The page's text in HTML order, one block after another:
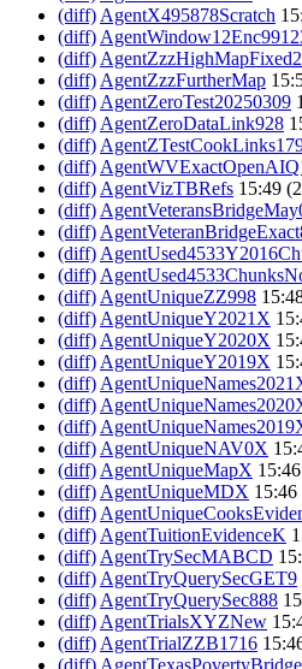
(diff) AgentX495878Scratch
(diff)
(diff)
(diff) AgentZzzFurtherMap
(diff) AgentZeroTest20250309
(diff) AgentZeroDataLink928
(diff)
(diff)
(diff) AgentVizTBRefs 15:49
(diff)
(diff)
(diff)
(diff)
(diff) AgentUniqueZZ998
(diff) AgentUniqueY2021X
(diff) AgentUniqueY2020X
(diff) AgentUniqueY2019X
(diff)
(diff)
(diff)
(diff) AgentUniqueNAV0X
(diff) AgentUniqueMapX
(diff) AgentUniqueMDX
(diff)
(diff) AgentTuitionEvidenceK
(diff) AgentTrySecMABCD
(diff) AgentTryQuerySecGET9
(diff) AgentTryQuerySec888
(diff) AgentTrialsXYZNew
(diff) AgentTrialZZB1716
(diff)